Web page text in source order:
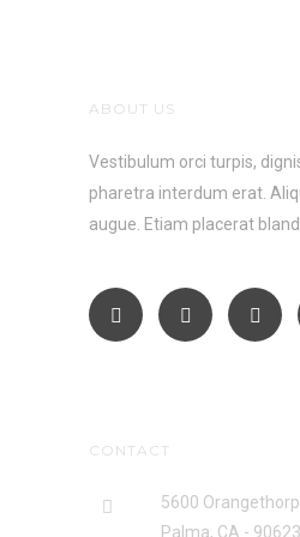
ABOUT US
Vestibulum orci turpis,
pharetra interdum erat.
augue. Etiam placerat
CONTACT
5600
Palma, CA - 90623